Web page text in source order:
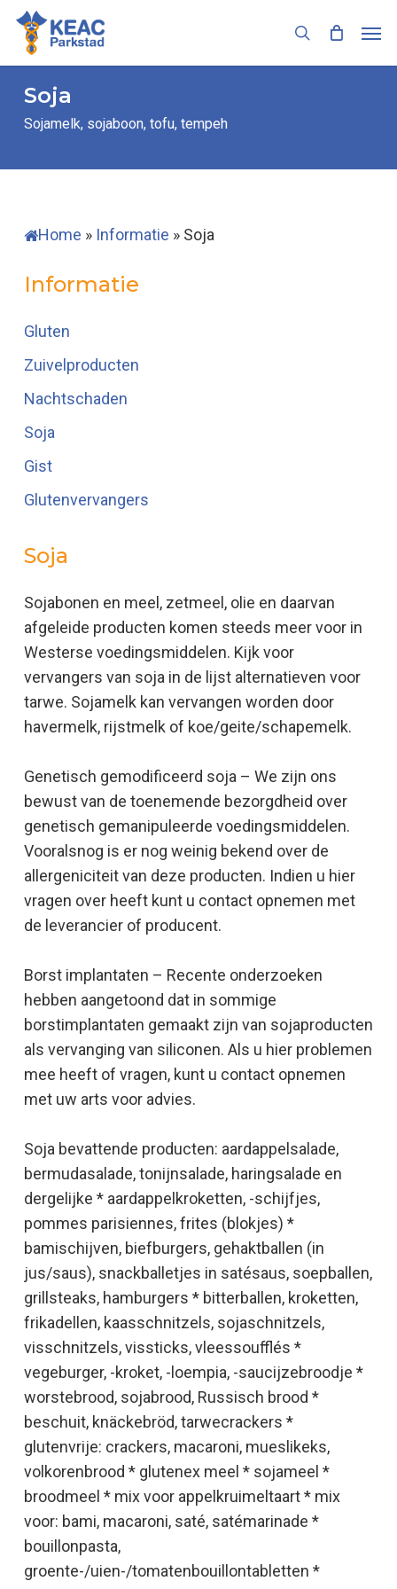
Skip
main
content
search
Soja
Sojamelk, sojaboon, tofu, tempeh
Home » Informatie » Soja
Informatie
Gluten
Zuivelproducten
Nachtschaden
Soja
Gist
Glutenvervangers
Soja
Sojabonen en meel, zetmeel, olie en daarvan
afgeleide producten komen steeds meer voor in
Westerse voedingsmiddelen. Kijk voor
vervangers van soja in de lijst alternatieven voor
tarwe. Sojamelk kan vervangen worden door
havermelk, rijstmelk of koe/geite/schapemelk.
Genetisch gemodificeerd soja – We zijn ons
bewust van de toenemende bezorgdheid over
genetisch gemanipuleerde voedingsmiddelen.
Vooralsnog is er nog weinig bekend over de
allergeniciteit van deze producten. Indien u hier
vragen over heeft kunt u contact opnemen met
de leverancier of producent.
Borst implantaten – Recente onderzoeken
hebben aangetoond dat in sommige
borstimplantaten gemaakt zijn van sojaproducten
als vervanging van siliconen. Als u hier problemen
mee heeft of vragen, kunt u contact opnemen
met uw arts voor advies.
Soja bevattende producten: aardappelsalade,
bermudasalade, tonijnsalade, haringsalade en
dergelijke * aardappelkroketten, -schijfjes,
pommes parisiennes, frites (blokjes) *
bamischijven, biefburgers, gehaktballen (in
jus/saus), snackballetjes in satésaus, soepballen,
grillsteaks, hamburgers * bitterballen, kroketten,
frikadellen, kaasschnitzels, sojaschnitzels,
visschnitzels, vissticks, vleessoufflés *
vegeburger, -kroket, -loempia, -saucijzebroodje *
worstebrood, sojabrood, Russisch brood *
beschuit, knäckebröd, tarwecrackers *
glutenvrije: crackers, macaroni, mueslikeks,
volkorenbrood * glutenex meel * sojameel *
broodmeel * mix voor appelkruimeltaart * mix
voor: bami, macaroni, saté, satémarinade *
bouillonpasta,
groente-/uien-/tomatenbouillontabletten *